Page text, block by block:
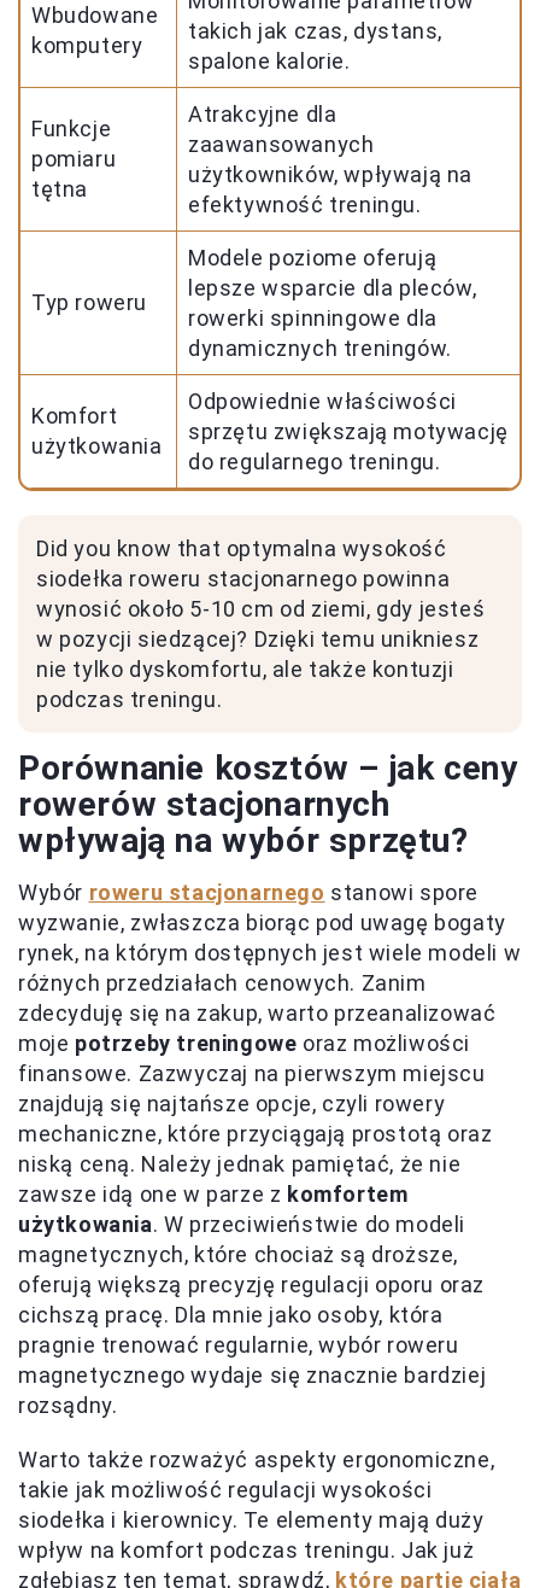
Wbudowane
komputery
takich jak czas, dystans,
spalone kalorie.
Funkcje
pomiaru
tętna
Atrakcyjne dla
zaawansowanych
użytkowników, wpływają na
efektywność treningu.
Typ roweru
Modele poziome oferują
lepsze wsparcie dla pleców,
rowerki spinningowe dla
dynamicznych treningów.
Komfort
użytkowania
Odpowiednie właściwości
sprzętu zwiększają motywację
do regularnego treningu.
Did you know that optymalna wysokość
siodełka roweru stacjonarnego powinna
wynosić około 5-10 cm od ziemi, gdy jesteś
w pozycji siedzącej? Dzięki temu unikniesz
nie tylko dyskomfortu, ale także kontuzji
podczas treningu.
Porównanie kosztów – jak ceny
rowerów stacjonarnych
wpływają na wybór sprzętu?
Wybór roweru stacjonarnego stanowi spore
wyzwanie, zwłaszcza biorąc pod uwagę bogaty
rynek, na którym dostępnych jest wiele modeli w
różnych przedziałach cenowych. Zanim
zdecyduję się na zakup, warto przeanalizować
moje potrzeby treningowe oraz możliwości
finansowe. Zazwyczaj na pierwszym miejscu
znajdują się najtańsze opcje, czyli rowery
mechaniczne, które przyciągają prostotą oraz
niską ceną. Należy jednak pamiętać, że nie
zawsze idą one w parze z komfortem
użytkowania. W przeciwieństwie do modeli
magnetycznych, które chociaż są droższe,
oferują większą precyzję regulacji oporu oraz
cichszą pracę. Dla mnie jako osoby, która
pragnie trenować regularnie, wybór roweru
magnetycznego wydaje się znacznie bardziej
rozsądny.
Warto także rozważyć aspekty ergonomiczne,
takie jak możliwość regulacji wysokości
siodełka i kierownicy. Te elementy mają duży
wpływ na komfort podczas treningu. Jak już
zgłębiasz ten temat, sprawdź, które partie ciała